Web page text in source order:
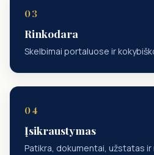
Rinkodara
Skelbimai portaluose ir
Įsikraustymas
Patikra, dokumentai, užstatas ir